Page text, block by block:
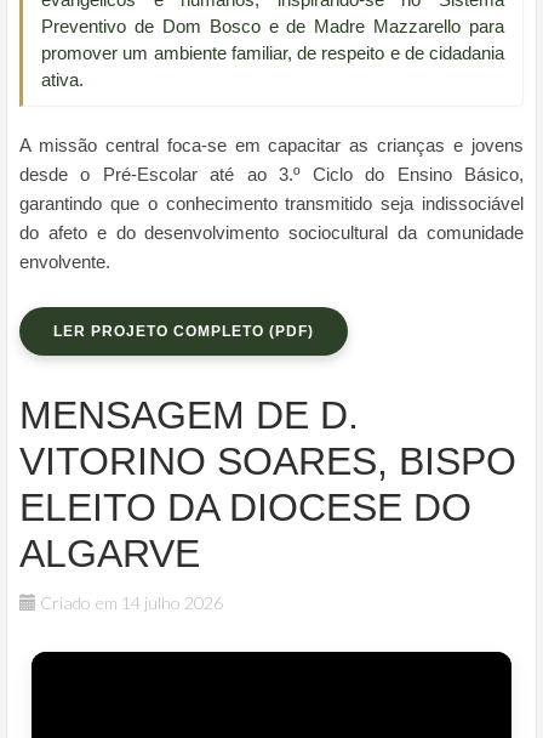
Preventivo de Dom Bosco e de Madre Mazzarello para
promover um ambiente familiar, de respeito e de cidadania
ativa.
A missão central foca-se em capacitar as crianças e jovens
desde o Pré-Escolar até ao 3.º Ciclo do Ensino Básico,
garantindo que o conhecimento transmitido seja indissociável
do afeto e do desenvolvimento sociocultural da comunidade
envolvente.
LER PROJETO COMPLETO (PDF)
MENSAGEM DE D.
VITORINO SOARES, BISPO
ELEITO DA DIOCESE DO
ALGARVE
Criado em 14 julho 2026